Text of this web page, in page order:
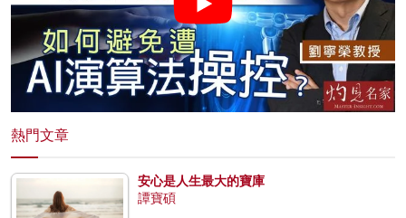
熱門文章
安心是人生最大的寶庫
譚寶碩